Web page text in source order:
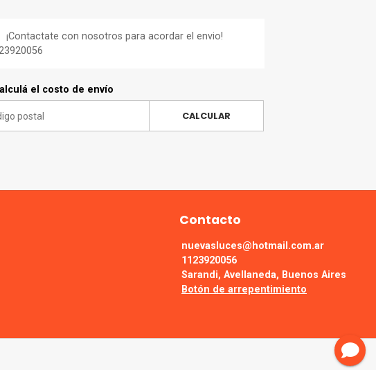
¡Contactate con nosotros para acordar el envio!
el costo de envío
CALCULAR
Contacto
nuevasluces@hotmail.com.ar
1123920056
Sarandi, Avellaneda, Buenos Aires
Botón de arrepentimiento